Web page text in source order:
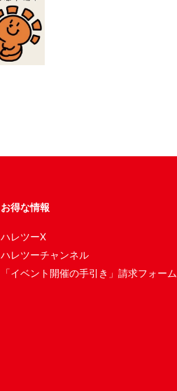
お得な情報
ハレツーX
ハレツーチャンネル
「イベント開催の手引き」請求フォーム